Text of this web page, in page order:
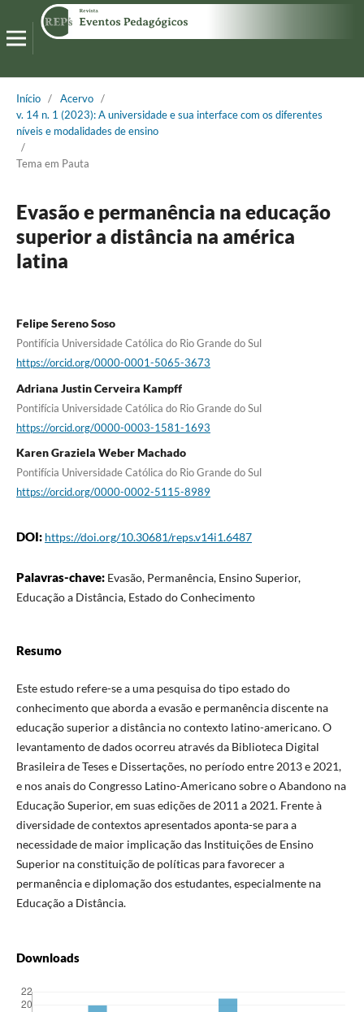
Início / Acervo /
v. 14 n. 1 (2023): A universidade e sua interface com os diferentes
níveis e modalidades de ensino
/
Tema em Pauta
Evasão e permanência na educação
superior a distância na américa
latina
Felipe Sereno Soso
Pontifícia Universidade Católica do Rio Grande do Sul
https://orcid.org/0000-0001-5065-3673
Adriana Justin Cerveira Kampff
Pontifícia Universidade Católica do Rio Grande do Sul
https://orcid.org/0000-0003-1581-1693
Karen Graziela Weber Machado
Pontifícia Universidade Católica do Rio Grande do Sul
https://orcid.org/0000-0002-5115-8989
DOI: https://doi.org/10.30681/reps.v14i1.6487
Palavras-chave: Evasão, Permanência, Ensino Superior,
Educação a Distância, Estado do Conhecimento
Resumo
Este estudo refere-se a uma pesquisa do tipo estado do
conhecimento que aborda a evasão e permanência discente na
educação superior a distância no contexto latino-americano. O
levantamento de dados ocorreu através da Biblioteca Digital
Brasileira de Teses e Dissertações, no período entre 2013 e 2021,
e nos anais do Congresso Latino-Americano sobre o Abandono na
Educação Superior, em suas edições de 2011 a 2021. Frente à
diversidade de contextos apresentados aponta-se para a
necessidade de maior implicação das Instituições de Ensino
Superior na constituição de políticas para favorecer a
permanência e diplomação dos estudantes, especialmente na
Educação a Distância.
Downloads